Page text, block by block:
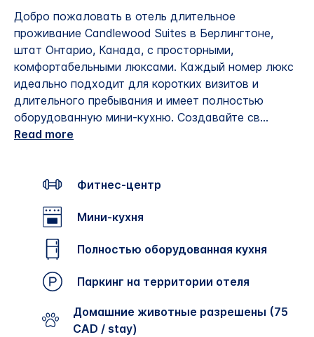
Добро пожаловать в отель длительное
проживание Candlewood Suites в Берлингтоне,
штат Онтарио, Канада, с просторными,
комфортабельными люксами. Каждый номер люкс
идеально подходит для коротких визитов и
длительного пребывания и имеет полностью
оборудованную мини-кухню. Создавайте св...
Read more
Фитнес-центр
Мини-кухня
Полностью оборудованная кухня
Паркинг на территории отеля
Домашние животные разрешены (75
CAD / stay)